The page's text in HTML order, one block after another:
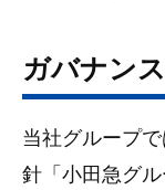
ガバナン
当社グループ
針「小田急グル